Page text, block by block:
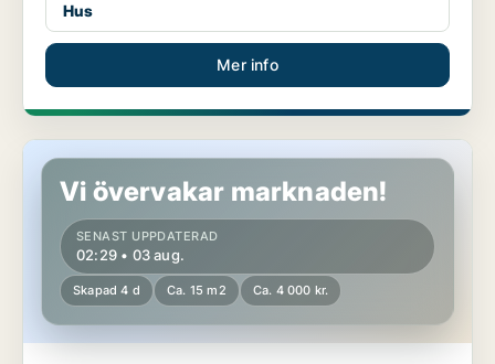
Hus
Mer info
Hus i Mjölby, Mantorp
Vi övervakar marknaden!
SENAST UPPDATERAD
02:29 • 03 aug.
Skapad 4 d Ca. 15 m2 Ca. 4 000 kr.